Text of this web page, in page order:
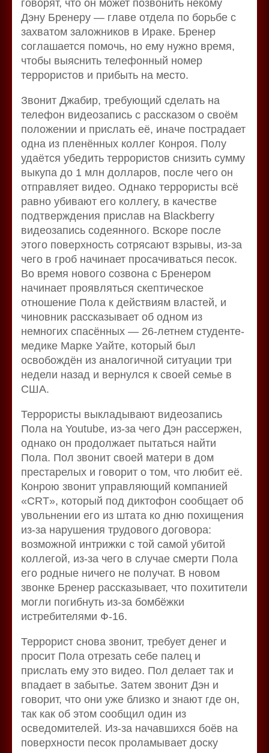
говорят, что он может позвонить некому
Дэну Бренеру — главе отдела по борьбе с
захватом заложников в Ираке. Бренер
соглашается помочь, но ему нужно время,
чтобы выяснить телефонный номер
террористов и прибыть на место.
Звонит Джабир, требующий сделать на
телефон видеозапись с рассказом о своём
положении и прислать её, иначе пострадает
одна из пленённых коллег Конроя. Полу
удаётся убедить террористов снизить сумму
выкупа до 1 млн долларов, после чего он
отправляет видео. Однако террористы всё
равно убивают его коллегу, в качестве
подтверждения прислав на Blackberry
видеозапись содеянного. Вскоре после
этого поверхность сотрясают взрывы, из-за
чего в гроб начинает просачиваться песок.
Во время нового созвона с Бренером
начинает проявляться скептическое
отношение Пола к действиям властей, и
чиновник рассказывает об одном из
немногих спасённых — 26-летнем студенте-
медике Марке Уайте, который был
освобождён из аналогичной ситуации три
недели назад и вернулся к своей семье в
США.
Террористы выкладывают видеозапись
Пола на Youtube, из-за чего Дэн рассержен,
однако он продолжает пытаться найти
Пола. Пол звонит своей матери в дом
престарелых и говорит о том, что любит её.
Конрою звонит управляющий компанией
«CRT», который под диктофон сообщает об
увольнении его из штата ко дню похищения
из-за нарушения трудового договора:
возможной интрижки с той самой убитой
коллегой, из-за чего в случае смерти Пола
его родные ничего не получат. В новом
звонке Бренер рассказывает, что похитители
могли погибнуть из-за бомбёжки
истребителями Ф-16.
Террорист снова звонит, требует денег и
просит Пола отрезать себе палец и
прислать ему это видео. Пол делает так и
впадает в забытье. Затем звонит Дэн и
говорит, что они уже близко и знают где он,
так как об этом сообщил один из
осведомителей. Из-за начавшихся боёв на
поверхности песок проламывает доску